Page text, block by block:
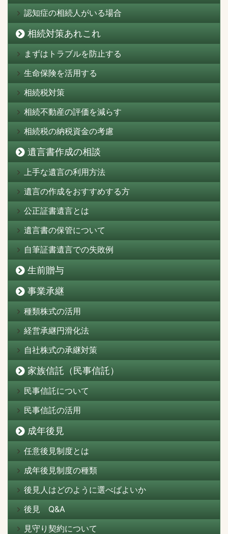
認知症の相続人がいる場合
相続対策あれこれ
まずはトラブルを防止する
生命保険を活用する
相続税対策
相続不動産の評価を減らす
相続税の納税資金の考慮
遺言書作成の相談
上手な遺言の利用方法
遺言の作成をおすすめする方
公正証書遺言とは
遺言書の保管について
自筆証書遺言での失敗例
生前贈与
事業承継
種類株式の活用
経営承継円滑化法
自社株式の承継対策
家族信託（民事信託）
民事信託について
民事信託の活用
成年後見
任意後見制度とは
成年後見制度の種類
後見人はどのように選べばよいか
後見 Q&A
見守り契約について